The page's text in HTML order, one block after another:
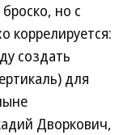
но с
коррелируется:
создать
для
Дворкович,